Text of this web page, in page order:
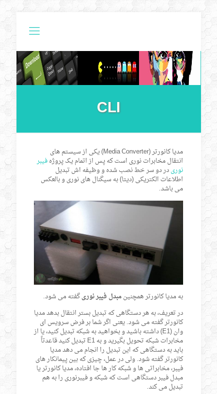
CLI
مدیا کانورتر (Media Converter) یکی از سیستم های
انتقال مخابرات نوری است که پس از اتمام یک پروژهفیبر
نوریدر دو سر خط نصب شده و وظیفه اش تبدیل
اطلاعات الکتریکی (دیتا) به سیگنال های نوری و بالعکس
می باشد.
به مدیا کانورتر همچنینمبدل فیبر نوریگفته می شود.
در تعریف، به هر دستگاهی که تبدیل بستر انتقال بدهد مدیا
کانورتر گفته می شود. یعنی اگر شما بر فرض سرویس ای
وان (E1) داشته باشید و بخواهید به شبکه تبدیل کنید، یا از
مخابرات شبکه تحویل بگیرید و به E1 تبدیل کنید قاعدتاً
باید به دستگاهی که این تبدیل را انجام می دهد مدیا
کانورتر گفته شود. ولی در عمل، چیزی که بین پیمانکار های
فیبر، مخابراتی ها و شبکه کار ها جا افتاده، مدیا کانورتر یا
مبدل فیبر دستگاهی است که شبکه و فیبرنوری را به هم
تبدیل می کند.